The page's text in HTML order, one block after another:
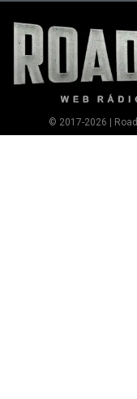
© 2017-2026 |